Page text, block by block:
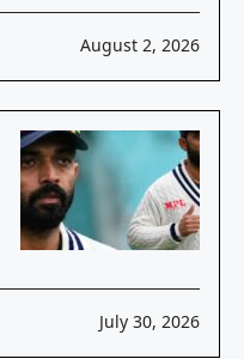
August 2, 2026
July 30, 2026